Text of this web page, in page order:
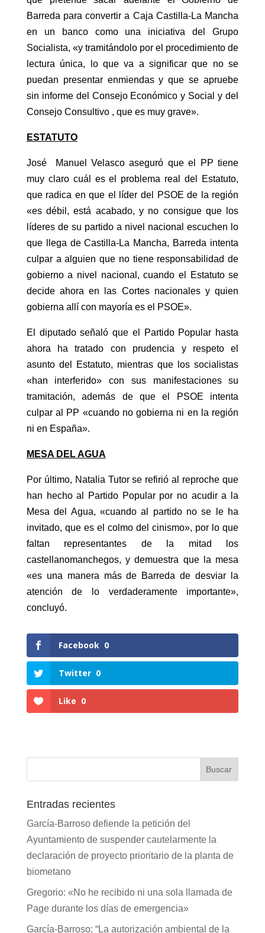
Barreda para convertir a Caja Castilla-La Mancha
en un banco como una iniciativa del Grupo
Socialista, «y tramitándolo por el procedimiento de
lectura única, lo que va a significar que no se
puedan presentar enmiendas y que se apruebe
sin informe del Consejo Económico y Social y del
Consejo Consultivo , que es muy grave».
ESTATUTO
José Manuel Velasco aseguró que el PP tiene
muy claro cuál es el problema real del Estatuto,
que radica en que el líder del PSOE de la región
«es débil, está acabado, y no consigue que los
líderes de su partido a nivel nacional escuchen lo
que llega de Castilla-La Mancha, Barreda intenta
culpar a alguien que no tiene responsabilidad de
gobierno a nivel nacional, cuando el Estatuto se
decide ahora en las Cortes nacionales y quien
gobierna allí con mayoría es el PSOE».
El diputado señaló que el Partido Popular hasta
ahora ha tratado con prudencia y respeto el
asunto del Estatuto, mientras que los socialistas
«han interferido» con sus manifestaciones su
tramitación, además de que el PSOE intenta
culpar al PP «cuando no gobierna ni en la región
ni en España».
MESA DEL AGUA
Por último, Natalia Tutor se refirió al reproche que
han hecho al Partido Popular por no acudir a la
Mesa del Agua, «cuando al partido no se le ha
invitado, que es el colmo del cinismo», por lo que
faltan representantes de la mitad los
castellanomanchegos, y demuestra que la mesa
«es una manera más de Barreda de desviar la
atención de lo verdaderamente importante»,
concluyó.
Facebook 0
Twitter 0
Like 0
Entradas recientes
García-Barroso defiende la petición del
Ayuntamiento de suspender cautelarmente la
declaración de proyecto prioritario de la planta de
biometano
Gregorio: «No he recibido ni una sola llamada de
Page durante los días de emergencia»
García-Barroso: “La autorización ambiental de la